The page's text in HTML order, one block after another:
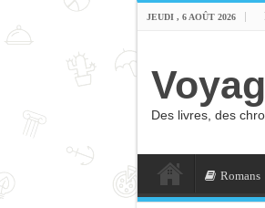
JEUDI , 6 AOÛT 2026
Des livres, des
Romans